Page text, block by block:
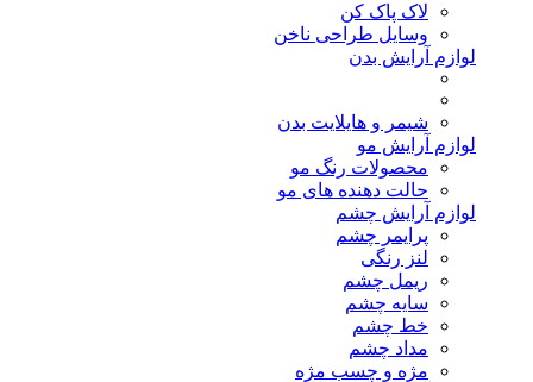
لاک پاک کن
وسایل طراحی ناخن
لوازم آرایش بدن
شیمر و هایلایت بدن
لوازم آرایش مو
محصولات رنگ مو
حالت دهنده های مو
لوازم آرایش چشم
پرایمر چشم
لنز رنگی
ریمل چشم
سایه چشم
خط چشم
مداد چشم
مژه و چسب مژه